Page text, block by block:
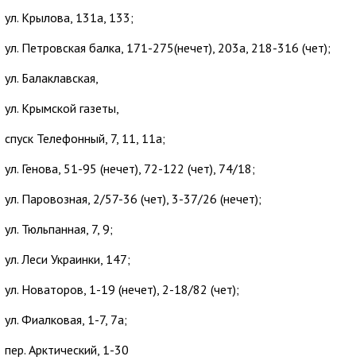
ул. Крылова, 131а, 133;
ул. Петровская балка, 171-275(нечет), 203а, 218-316 (чет);
ул. Балаклавская,
ул. Крымской газеты,
спуск Телефонный, 7, 11, 11а;
ул. Генова, 51-95 (нечет), 72-122 (чет), 74/18;
ул. Паровозная, 2/57-36 (чет), 3-37/26 (нечет);
ул. Тюльпанная, 7, 9;
ул. Леси Украинки, 147;
ул. Новаторов, 1-19 (нечет), 2-18/82 (чет);
ул. Фиалковая, 1-7, 7а;
пер. Арктический, 1-30